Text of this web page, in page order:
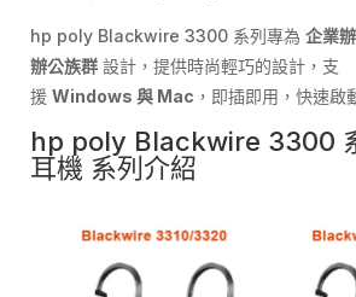
hp poly Blackwire 3300 系列專為 企業
辦公族群 設計，提供時尚輕巧的設計，支
援 Windows 與 Mac ，即插即用，快速啟
hp poly Blackwire 3300
耳機 系列介紹